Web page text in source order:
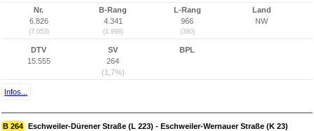
Nr.
6.826
(7.053)
B-Rang
4.341
(1.998)
L-Rang
966
(390)
Land
NW
DTV
15.555
SV
264
(1,7%)
BPL
Infos...
B 264 Eschweiler-Dürener Straße (L 223) - Eschweiler-Wernauer Straße (K 23)